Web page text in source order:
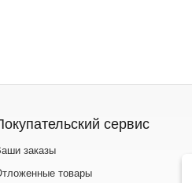
сервис
заказы
товары